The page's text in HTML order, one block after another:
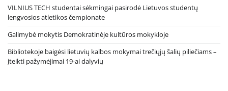
VILNIUS TECH studentai sėkmingai pasirodė Lietuvos studentų
lengvosios atletikos čempionate
Galimybė mokytis Demokratinėje kultūros mokykloje
Bibliotekoje baigėsi lietuvių kalbos mokymai trečiųjų šalių piliečiams –
įteikti pažymėjimai 19-ai dalyvių